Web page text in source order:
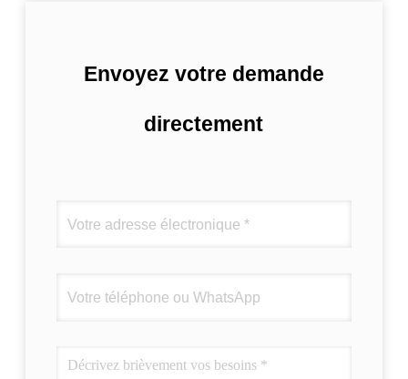
Envoyez votre demande
directement